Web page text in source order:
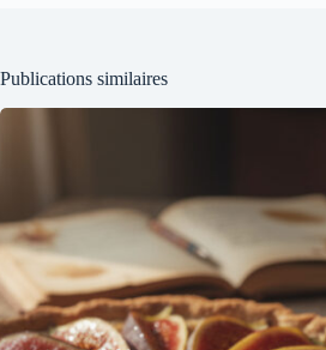
Publications similaires